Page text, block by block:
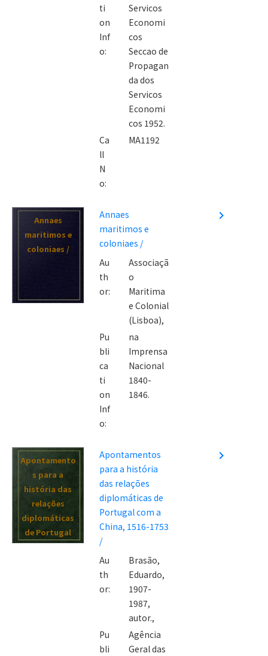
ti
on
Inf
o:
Servicos
Economi
cos
Seccao de
Propagan
da dos
Servicos
Economi
cos 1952.
Ca
ll
N
o:
MA1192
Annaes
maritimos e
coloniaes /
Annaes
maritimos e
coloniaes /
Au
th
or:
Associaçã
o
Maritima
e Colonial
(Lisboa),
Pu
bli
ca
ti
on
Inf
o:
na
Imprensa
Nacional
1840-
1846.
navigate_next
Apontamento
s para a
história das
relações
diplomáticas
de Portugal
com a China,
Apontamentos
para a história
das relações
diplomáticas de
Portugal com a
China, 1516-1753
/
Au
th
or:
Brasão,
Eduardo,
1907-
1987,
autor.,
Pu
bli
Agência
Geral das
navigate_next